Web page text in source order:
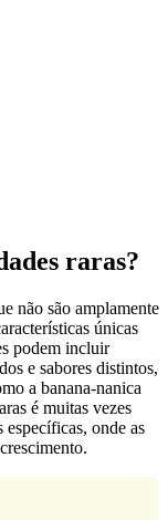
raras?
não são amplamente
únicas
podem incluir
e sabores distintos,
a banana-nanica
é muitas vezes
específicas, onde as